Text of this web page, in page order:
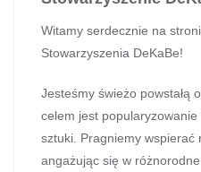
Witamy serdecznie na
Stowarzyszenia DeKaBe!
Jesteśmy świeżo powstałą
celem jest
sztuki. Pragniemy wspierać
angażując się w